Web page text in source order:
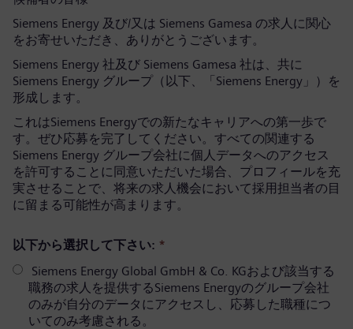
Siemens Energy 及び/又は Siemens Gamesa の求人に関心
をお寄せいただき、ありがとうございます。
Siemens Energy 社及び Siemens Gamesa 社は、共に
Siemens Energy グループ（以下、「Siemens Energy」）を
形成します。
これはSiemens Energyでの新たなキャリアへの第一歩で
す。ぜひ応募を完了してください。すべての関連する
Siemens Energy グループ会社に個人データへのアクセス
を許可することに同意いただいた場合、プロフィールを充
実させることで、将来の求人機会において採用担当者の目
に留まる可能性が高まります。
以下から選択して下さい: *
Siemens Energy Global GmbH & Co. KGおよび該当する
職務の求人を提供するSiemens Energyのグループ会社
のみが自分のデータにアクセスし、応募した職種につ
いてのみ考慮される。